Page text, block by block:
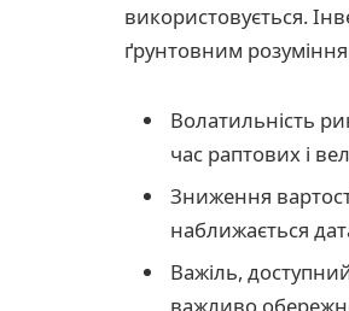
використовується.
ґрунтовним
Волатильність
час раптових і
Зниження
наближається
Важіль,